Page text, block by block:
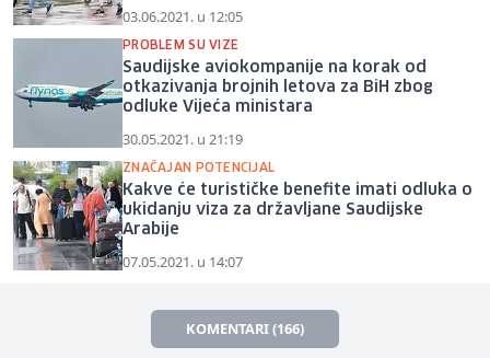
03.06.2021. u 12:05
PROBLEM SU VIZE
Saudijske aviokompanije na korak od
otkazivanja brojnih letova za BiH zbog
odluke Vijeća ministara
30.05.2021. u 21:19
ZNAČAJAN POTENCIJAL
Kakve će turističke benefite imati odluka o
ukidanju viza za državljane Saudijske
Arabije
07.05.2021. u 14:07
KOMENTARI (166)